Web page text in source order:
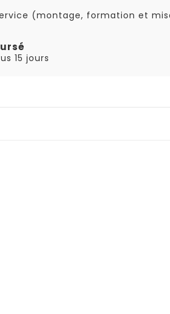
(montage, formation et
15 jours